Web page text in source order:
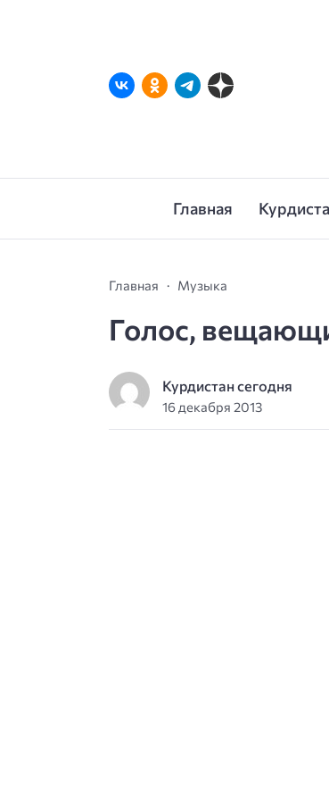
Главная
Главная Музыка
Голос,
Курдистан сегодня
16 декабря 2013